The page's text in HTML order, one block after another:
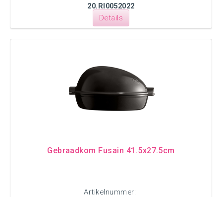
20.RI0052022
Details
Gebraadkom Fusain 41.5x27.5cm
Artikelnummer: